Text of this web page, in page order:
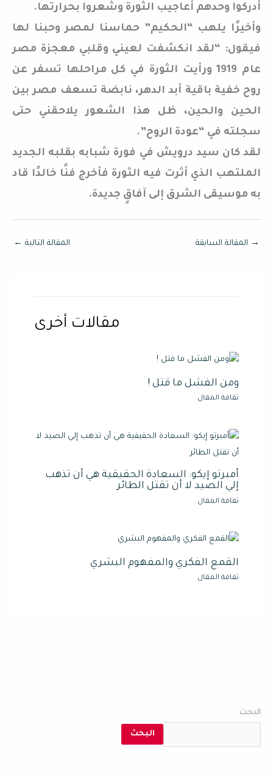
أدركوا وحدهم أعاجيب الثورة وشعروا بحرارتها.
وأخيرًا يلهب “الحكيم” حماسنا لمصر وحبنا لها
فيقول: “لقد انكشفت لعيني وقلبي معجزة مصر
عام 1919 ورأيت الثورة في كل مراحلها تسفر عن
روح خفية باقية أبد الدهر، نابضة تسعف مصر بين
الحين والحين، ظل هذا الشعور يلاحقني حتى
سجلته في “عودة الروح”.
لقد كان سيد درويش في فورة شبابه بقلبه الجديد
الملتهب الذي أثرت فيه الثورة فأخرج فنًا خالدًا قاد
به موسيقى الشرق إلى آفاقٍ جديدة.
→ المقالة السابقة المقالة التالية ←
مقالات أخرى
ومن الفشل ما قتل !
ثقافة المقال
أمبرتو إيكو: السعادة الحقيقية هي أن تذهب
إلي الصيد لا أن تقتل الطائر
ثقافة المقال
القمع الفكري والمفهوم البشري
ثقافة المقال
البحث
البحث